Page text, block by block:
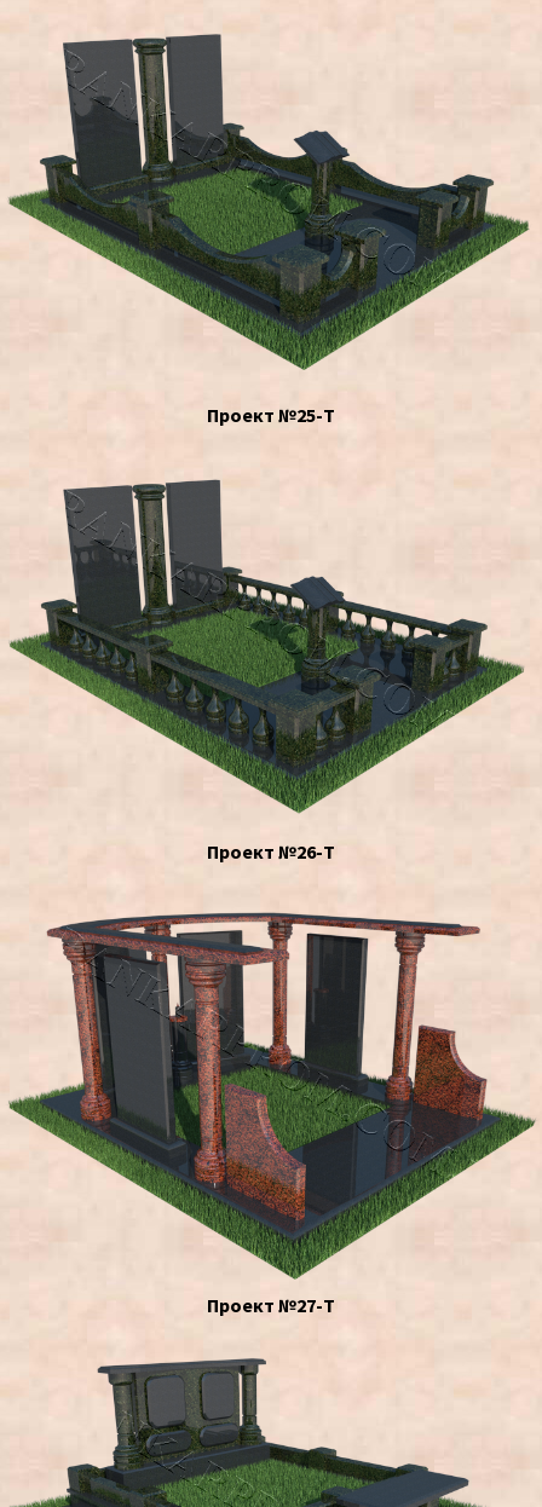
Проект №25-Т
Проект №26-Т
Проект №27-Т